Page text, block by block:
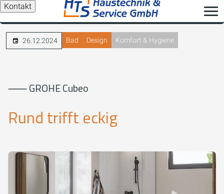
Kontakt
26.12.2024 Bad Design Komfort & Hygiene
⸺ GROHE Cubeo
Rund trifft eckig